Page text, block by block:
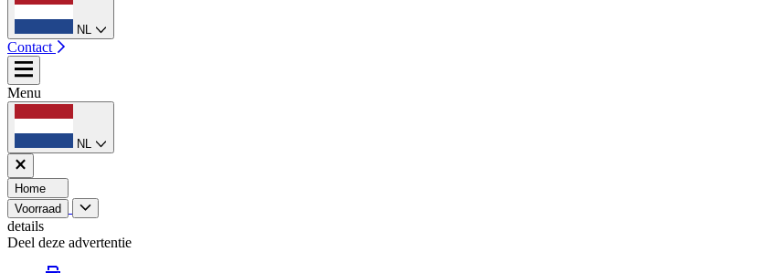
NL
Contact
Menu
NL
Home
Voorraad
details
Deel deze advertentie